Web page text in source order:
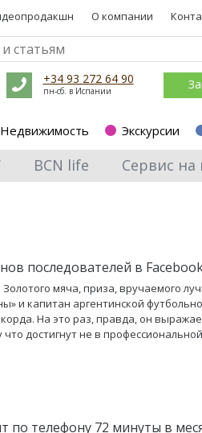
О компании
+34 93 272 64 90
пн-сб. в Испании
Недвижимость Экскурсии
BCN life Сервис
последователей в
мяча, приза, вручаемого
и капитан аргентинской
На это раз, правда, он
достигнут не в
по телефону 72 минуты в